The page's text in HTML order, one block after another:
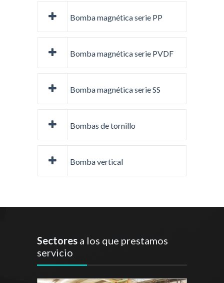
Bomba magnética serie PP
Bomba magnética serie PVDF
Bomba magnética serie SS
Bombas de tornillo
Bomba vertical
Sectores a los que prestamos
servicio